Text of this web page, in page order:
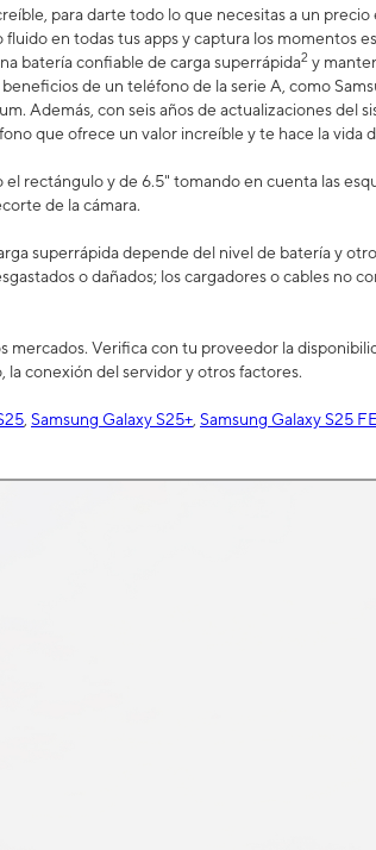
para darte todo lo que necesitas a un
fluido en todas tus apps y captura los momentos
batería confiable de carga superrápida2 y
de un teléfono de la serie A, como
Además, con seis años de actualizaciones del
que ofrece un valor increíble y te hace la vida
rectángulo y de 6.5" tomando en cuenta las
de la cámara.
superrápida depende del nivel de batería y
o dañados; los cargadores o cables no
Verifica con tu proveedor la
conexión del servidor y otros factores.
Samsung Galaxy S25+ Samsung Galaxy S25